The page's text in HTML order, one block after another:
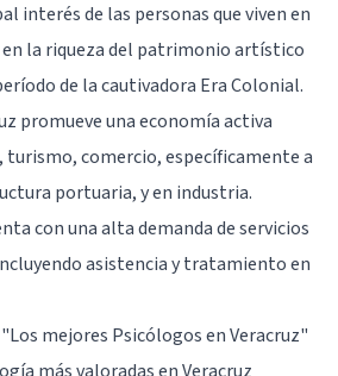
interés de las personas que viven en
la riqueza del patrimonio artístico
de la cautivadora Era Colonial.
promueve una economía activa
turismo, comercio, específicamente a
portuaria, y en industria.
con una alta demanda de servicios
asistencia y tratamiento en
"Los mejores Psicólogos en Veracruz"